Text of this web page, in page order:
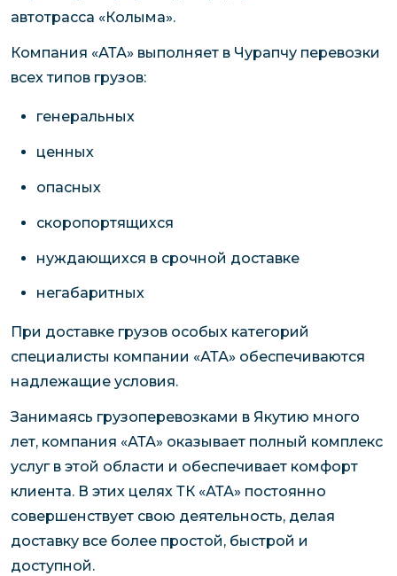
автотрасса «Колыма».
Компания «АТА» выполняет в Чурапчу перевозки
всех типов грузов:
генеральных
ценных
опасных
скоропортящихся
нуждающихся в срочной доставке
негабаритных
При доставке грузов особых категорий
специалисты компании «АТА» обеспечиваются
надлежащие условия.
Занимаясь грузоперевозками в Якутию много
лет, компания «АТА» оказывает полный комплекс
услуг в этой области и обеспечивает комфорт
клиента. В этих целях ТК «АТА» постоянно
совершенствует свою деятельность, делая
доставку все более простой, быстрой и
доступной.